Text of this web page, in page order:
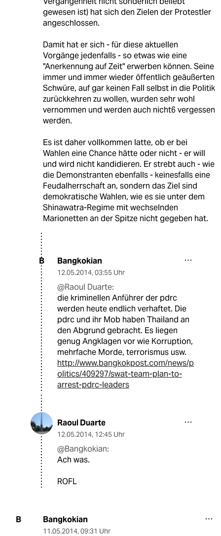
gewesen ist) hat sich den Zielen der Protestler
angeschlossen.
Damit hat er sich - für diese aktuellen
Vorgänge jedenfalls - so etwas wie eine
"Anerkennung auf Zeit" erwerben können. Seine
immer und immer wieder öffentlich geäußerten
Schwüre, auf gar keinen Fall selbst in die Politik
zurückkehren zu wollen, wurden sehr wohl
vernommen und werden auch nicht6 vergessen
werden.
Es ist daher vollkommen latte, ob er bei
Wahlen eine Chance hätte oder nicht - er will
und wird nicht kandidieren. Er strebt auch - wie
die Demonstranten ebenfalls - keinesfalls eine
Feudalherrschaft an, sondern das Ziel sind
demokratische Wahlen, wie es sie unter dem
Shinawatra-Regime mit wechselnden
Marionetten an der Spitze nicht gegeben hat.
B Bangkokian
12.05.2014, 03:55 Uhr
@Raoul Duarte:
die kriminellen Anführer der pdrc
werden heute endlich verhaftet. Die
pdrc und ihr Mob haben Thailand an
den Abgrund gebracht. Es liegen
genug Angklagen vor wie Korruption,
mehrfache Morde, terrorismus usw.
http://www.bangkokpost.com/news/p
olitics/409297/swat-team-plan-to-
arrest-pdrc-leaders
Raoul Duarte
12.05.2014, 12:45 Uhr
@Bangkokian:
Ach was.
ROFL
B Bangkokian
11.05.2014, 09:31 Uhr